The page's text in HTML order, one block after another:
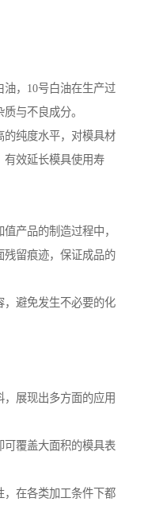
，10号白油在生产过
与不良成分。
的纯度水平，对模具材
有效延长模具使用寿
产品的制造过程中，
残留痕迹，保证成品的
，避免发生不必要的化
，展现出多方面的应用
可覆盖大面积的模具表
，在各类加工条件下都